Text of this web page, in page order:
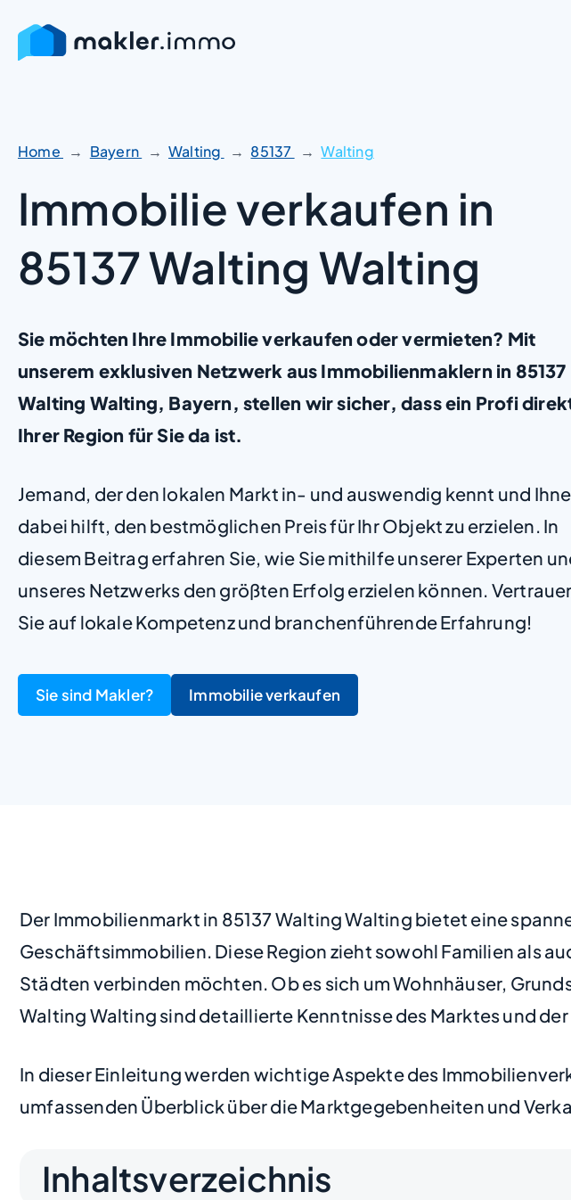
Home Bayern Walting 85137 Walting
Immobilie verkaufen in
85137 Walting Walting
Sie möchten Ihre Immobilie verkaufen oder vermieten? Mit
unserem exklusiven Netzwerk aus Immobilienmaklern in 85137
Walting Walting, Bayern, stellen wir sicher, dass ein Profi
Ihrer Region für Sie da ist.
Jemand, der den lokalen Markt in- und auswendig kennt und
dabei hilft, den bestmöglichen Preis für Ihr Objekt zu erzielen. In
diesem Beitrag erfahren Sie, wie Sie mithilfe unserer Experten
unseres Netzwerks den größten Erfolg erzielen können.
Sie auf lokale Kompetenz und branchenführende Erfahrung!
Sie sind Makler? Immobilie verkaufen
Der Immobilienmarkt in 85137 Walting Walting bietet eine
Geschäftsimmobilien. Diese Region zieht sowohl Familien als
Städten verbinden möchten. Ob es sich um Wohnhäuser,
Walting Walting sind detaillierte Kenntnisse des Marktes und
In dieser Einleitung werden wichtige Aspekte des
umfassenden Überblick über die Marktgegebenheiten und
Inhaltsverzeichnis